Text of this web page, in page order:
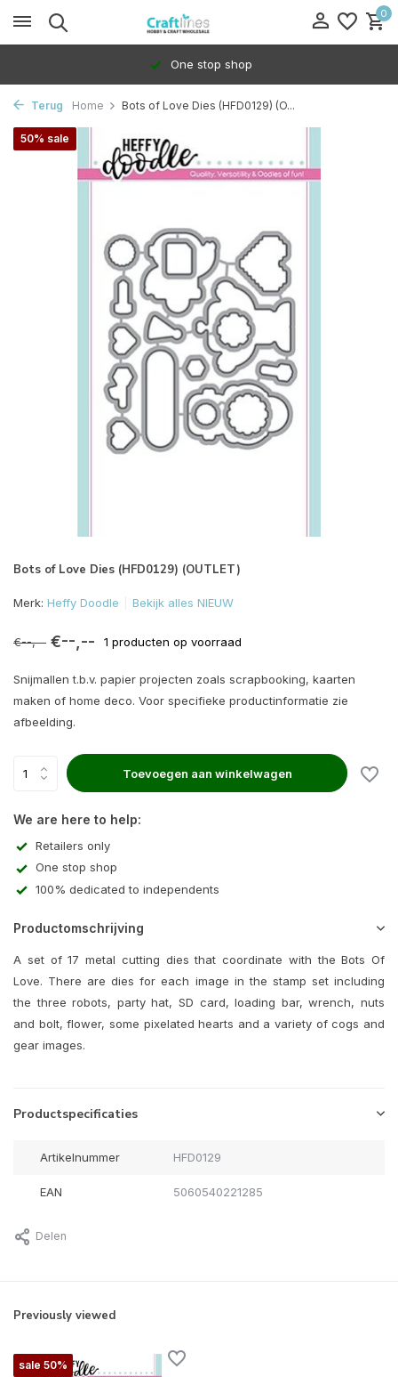
0
One stop shop
Terug Home Bots of Love Dies (HFD0129) (O...
Bots of Love Dies (HFD0129) (OUTLET)
50% sale
Merk: Heffy Doodle Bekijk alles NIEUW
€--,-- €--,-- 1 producten op voorraad
Snijmallen t.b.v. papier projecten zoals scrapbooking, kaarten
maken of home deco. Voor specifieke productinformatie zie
afbeelding.
Toevoegen aan winkelwagen
We are here to help:
Retailers only
One stop shop
100% dedicated to independents
Productomschrijving
A set of 17 metal cutting dies that coordinate with the Bots Of
Love. There are dies for each image in the stamp set including
the three robots, party hat, SD card, loading bar, wrench, nuts
and bolt, flower, some pixelated hearts and a variety of cogs and
gear images.
Productspecificaties
Artikelnummer HFD0129
EAN 5060540221285
Delen
Previously viewed
sale 50%